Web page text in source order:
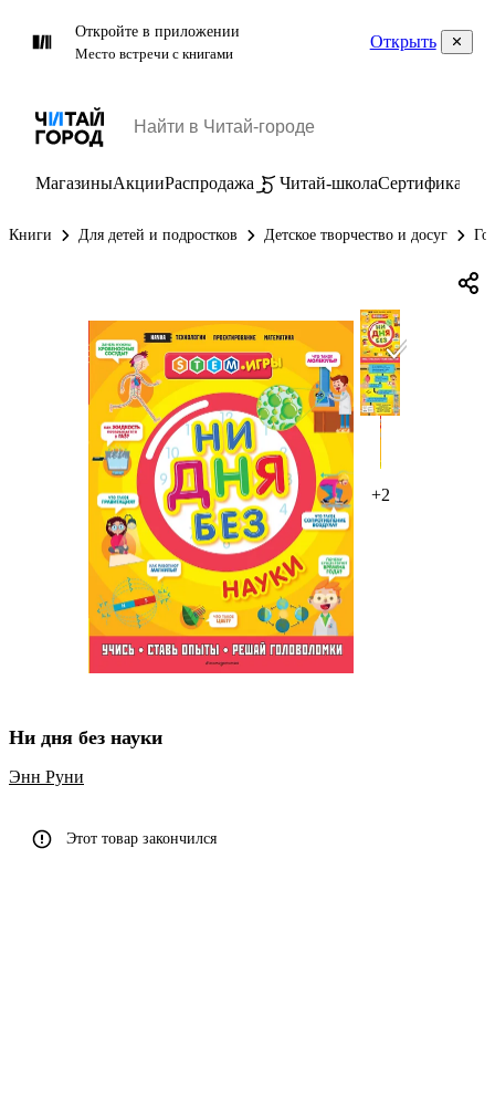
Откройте в приложении
Место встречи с книгами
Открыть
МагазиныАкцииРаспродажа Читай-школаСертификаты
Книги Для детей и подростков Детское творчество и досуг
+2
Ни дня без науки
Энн Руни
Этот товар закончился